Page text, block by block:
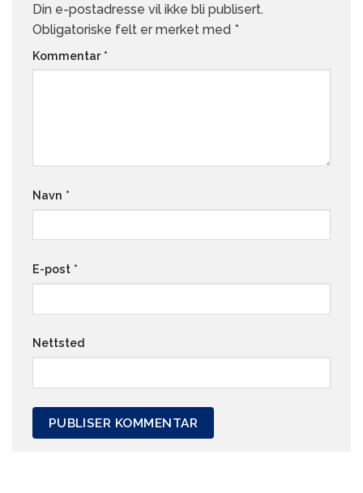
Din e-postadresse vil ikke bli publisert.
Obligatoriske felt er merket med *
Kommentar *
Navn *
E-post *
Nettsted